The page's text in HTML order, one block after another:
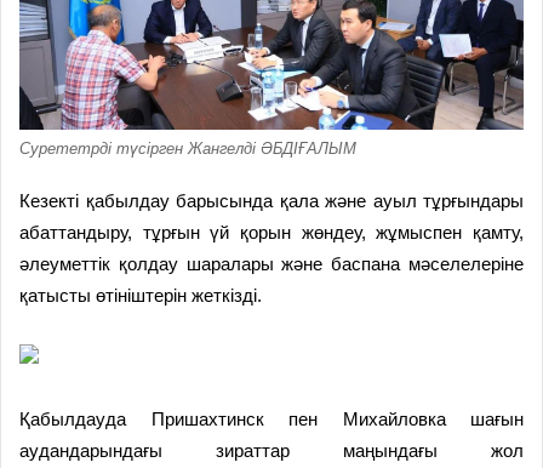
Сурететрді түсірген Жангелді ӘБДІҒАЛЫМ
Кезекті қабылдау барысында қала және ауыл тұрғындары
абаттандыру, тұрғын үй қорын жөндеу, жұмыспен қамту,
әлеуметтік қолдау шаралары және баспана мәселелеріне
қатысты өтініштерін жеткізді.
Қабылдауда Пришахтинск пен Михайловка шағын
аудандарындағы зираттар маңындағы жол